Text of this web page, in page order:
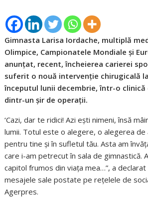
Gimnasta Larisa Iordache, multiplă
Olimpice, Campionatele Mondiale şi
anunţat, recent, încheierea carierei
suferit o nouă intervenţie chirugicală
începutul lunii decembrie, într-o clinică
dintr-un șir de operaţii.
‘Cazi, dar te ridici! Azi ești nimeni, însă
lumii. Totul este o alegere, o alegerea de
pentru tine şi în sufletul tău. Asta am
care i-am petrecut în sala de gimnastică.
capitol frumos din viaţa mea…”, a
mesajele sale postate pe rețelele de
Agerpres.